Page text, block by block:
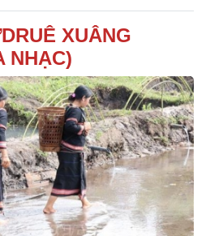
XUÂNG
NHẠC)